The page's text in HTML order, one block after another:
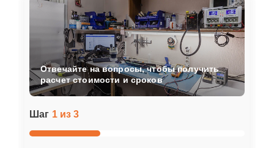
Шаг 1 из 3
Отвечайте на вопросы, чтобы получить
расчет стоимости и сроков